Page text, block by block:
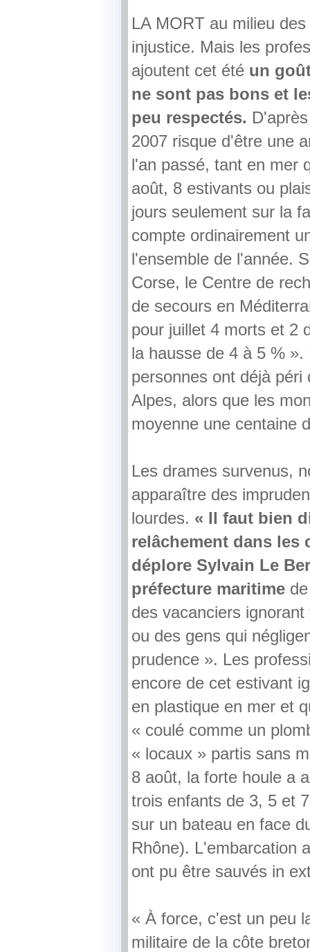
LA MORT au milieu
injustice. Mais les
ajoutent cet été un
ne sont pas bons et
peu respectés.
2007 risque d'être une
l'an passé, tant en mer
août, 8 estivants ou
jours seulement sur la
compte ordinairement
l'ensemble de l'année.
Corse, le Centre de
de secours en
pour juillet 4 morts et 2
la hausse de 4 à 5 %
personnes ont déjà
Alpes, alors que les
moyenne une centaine
Les drames survenus,
apparaître des
lourdes. « Il faut bien
relâchement dans les
déplore Sylvain Le
préfecture maritime
des vacanciers
ou des gens qui
prudence ». Les
encore de cet estivant
en plastique en mer et
« coulé comme un
« locaux » partis sans
8 août, la forte houle a
trois enfants de 3, 5 et
sur un bateau en face
Rhône). L'embarcation
ont pu être sauvés in
« À force, c'est un peu
militaire de la côte